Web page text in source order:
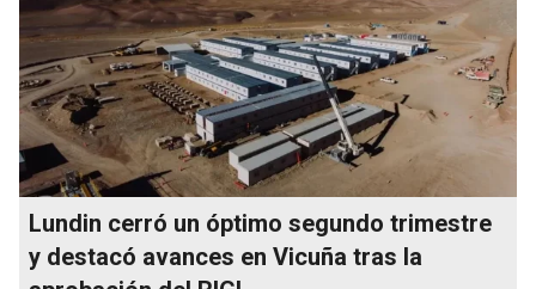
Lundin cerró un óptimo segundo trimestre
y destacó avances en Vicuña tras la